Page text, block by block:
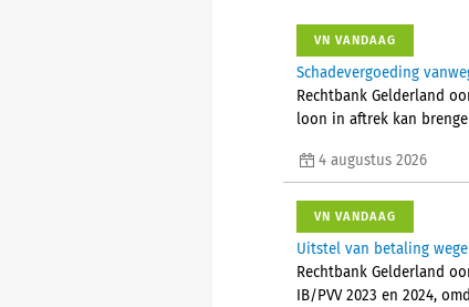
VN VANDAAG
Schadevergoeding
Rechtbank Gelderland
loon in aftrek kan
4 augustus 2026
VN VANDAAG
Uitstel van betaling
Rechtbank Gelderland
IB/PVV 2023 en 2024,